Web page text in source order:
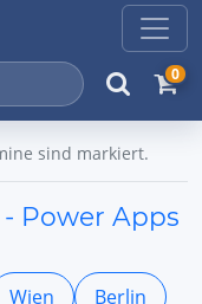
0
sind markiert.
Power Apps
Wien
Berlin